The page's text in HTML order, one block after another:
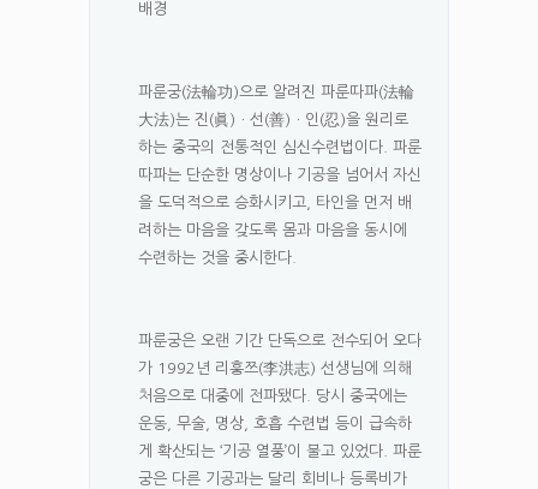
배경
파룬궁(法輪功)으로 알려진 파룬따파(法輪
大法)는 진(眞)ㆍ선(善)ㆍ인(忍)을 원리로
하는 중국의 전통적인 심신수련법이다. 파룬
따파는 단순한 명상이나 기공을 넘어서 자신
을 도덕적으로 승화시키고, 타인을 먼저 배
려하는 마음을 갖도록 몸과 마음을 동시에
수련하는 것을 중시한다.
파룬궁은 오랜 기간 단독으로 전수되어 오다
가 1992년 리훙쯔(李洪志) 선생님에 의해
처음으로 대중에 전파됐다. 당시 중국에는
운동, 무술, 명상, 호흡 수련법 등이 급속하
게 확산되는 ‘기공 열풍’이 불고 있었다. 파룬
궁은 다른 기공과는 달리 회비나 등록비가